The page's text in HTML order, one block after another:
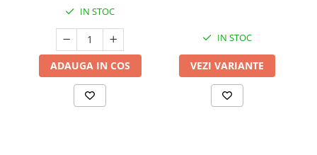
IN STOC
ADAUGA IN COS
IN STOC
VEZI VARIANTE